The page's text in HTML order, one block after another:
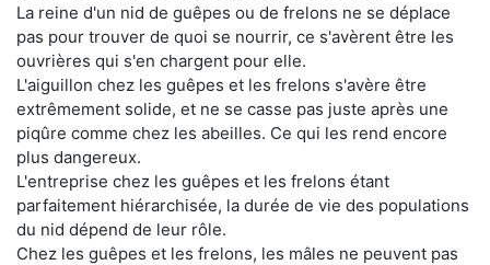
La reine d'un nid de guêpes ou de frelons ne se déplace
pas pour trouver de quoi se nourrir, ce s'avèrent être les
ouvrières qui s'en chargent pour elle.
L'aiguillon chez les guêpes et les frelons s'avère être
extrêmement solide, et ne se casse pas juste après une
piqûre comme chez les abeilles. Ce qui les rend encore
plus dangereux.
L'entreprise chez les guêpes et les frelons étant
parfaitement hiérarchisée, la durée de vie des populations
du nid dépend de leur rôle.
Chez les guêpes et les frelons, les mâles ne peuvent pas